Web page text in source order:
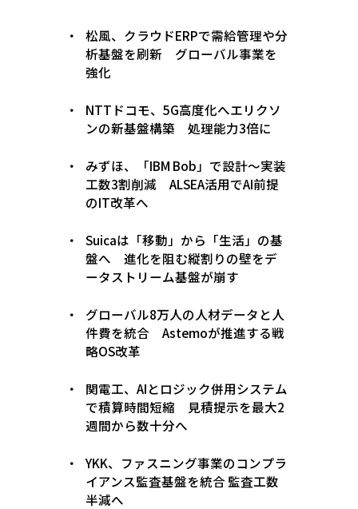
松風、クラウドERPで需給管理や分
析基盤を刷新 グローバル事業を
強化
NTTドコモ、5G高度化へエリクソ
ンの新基盤構築 処理能力3倍に
みずほ、「IBM Bob」で設計〜実装
工数3割削減 ALSEA活用でAI前提
のIT改革へ
Suicaは「移動」から「生活」の基
盤へ 進化を阻む縦割りの壁をデ
ータストリーム基盤が崩す
グローバル8万人の人材データと人
件費を統合 Astemoが推進する戦
略OS改革
関電工、AIとロジック併用システム
で積算時間短縮 見積提示を最大2
週間から数十分へ
YKK、ファスニング事業のコンプラ
イアンス監査基盤を統合 監査工数
半減へ